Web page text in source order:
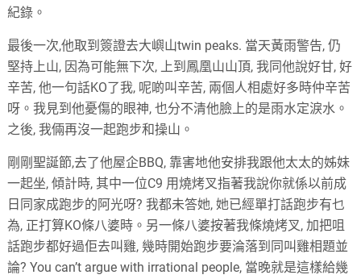
紀錄。
最後一次,他取到簽證去大嶼山twin peaks. 當天黃雨警告, 仍
堅持上山, 因為可能無下次, 上到鳳凰山山頂, 我同他說好甘, 好
辛苦, 他一句話KO了我, 呢啲叫辛苦, 兩個人相處好多時仲辛苦
呀。我見到他憂傷的眼神, 也分不清他臉上的是雨水定淚水。
之後, 我倆再沒一起跑步和操山。
剛剛聖誕節,去了他屋企BBQ, 靠害地他安排我跟他太太的姊妹
一起坐, 傾計時, 其中一位C9 用燒烤叉指著我說你就係以前成
日同家成跑步的阿光呀? 我都未答她, 她已經單打話跑步有乜
為, 正打算KO條八婆時。另一條八婆按著我條燒烤叉, 加把咀
話跑步都好過佢去叫雞, 幾時開始跑步要淪落到同叫雞相題並
論? You can’t argue with irrational people, 當晚就是這樣給幾